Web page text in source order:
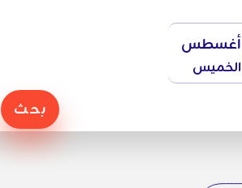
أغسطس
الخميس
بحث